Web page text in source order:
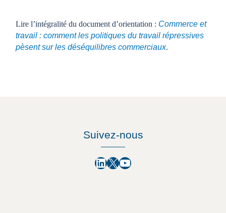
Lire l’intégralité du document d’orientation : Commerce et
travail : comment les politiques du travail répressives
pèsent sur les déséquilibres commerciaux.
Suivez-nous
LinkedIn
X YouTube